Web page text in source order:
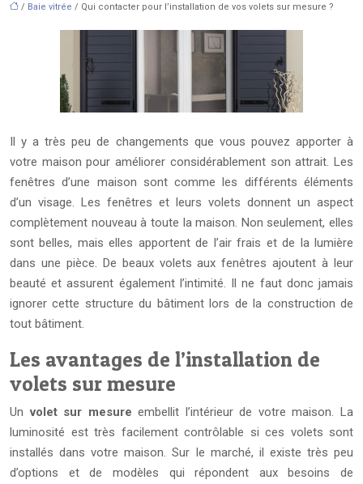
/ Baie vitrée / Qui contacter pour l’installation de vos volets sur mesure ?
Il y a très peu de changements que vous pouvez apporter à
votre maison pour améliorer considérablement son attrait. Les
fenêtres d’une maison sont comme les différents éléments
d’un visage. Les fenêtres et leurs volets donnent un aspect
complètement nouveau à toute la maison. Non seulement, elles
sont belles, mais elles apportent de l’air frais et de la lumière
dans une pièce. De beaux volets aux fenêtres ajoutent à leur
beauté et assurent également l’intimité. Il ne faut donc jamais
ignorer cette structure du bâtiment lors de la construction de
tout bâtiment.
Les avantages de l’installation de
volets sur mesure
Unvolet sur mesure embellit l’intérieur de votre maison. La
luminosité est très facilement contrôlable si ces volets sont
installés dans votre maison. Sur le marché, il existe très peu
d’options et de modèles qui répondent aux besoins de